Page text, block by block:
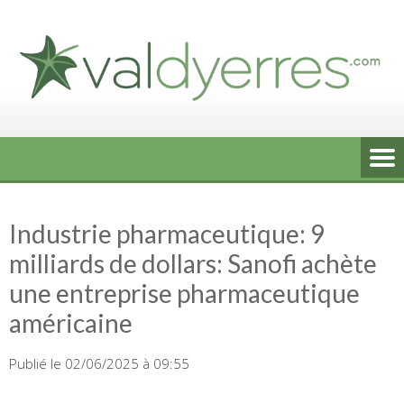
content
Industrie pharmaceutique: 9
milliards de dollars: Sanofi achète
une entreprise pharmaceutique
américaine
Publié le 02/06/2025 à 09:55